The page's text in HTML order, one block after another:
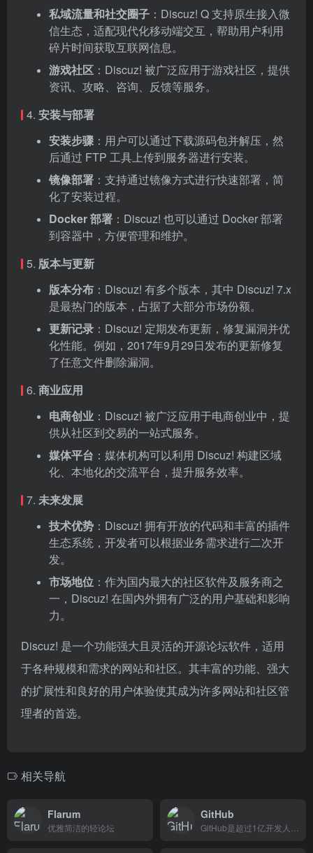
私域流量和社交圈子 ：Discuz! Q 支持原生接入微
信生态，适配现代化移动端交互，帮助用户利用
碎片时间获取互联网信息。
游戏社区 ：Discuz! 被广泛应用于游戏社区，提供
资讯、攻略、咨询、反馈等服务。
4. 安装与部署
安装步骤 ：用户可以通过下载源码包并解压，然
后通过 FTP 工具上传到服务器进行安装。
镜像部署 ：支持通过镜像方式进行快速部署，简
化了安装过程。
Docker 部署 ：Discuz! 也可以通过 Docker 部署
到容器中，方便管理和维护。
5. 版本与更新
版本分布 ：Discuz! 有多个版本，其中 Discuz! 7.x
是最热门的版本，占据了大部分市场份额。
更新记录 ：Discuz! 定期发布更新，修复漏洞并优
化性能。例如，2017年9月29日发布的更新修复
了任意文件删除漏洞。
6. 商业应用
电商创业 ：Discuz! 被广泛应用于电商创业中，提
供从社区到交易的一站式服务。
媒体平台 ：媒体机构可以利用 Discuz! 构建区域
化、本地化的交流平台，提升服务效率。
7. 未来发展
技术优势 ：Discuz! 拥有开放的代码和丰富的插件
生态系统，开发者可以根据业务需求进行二次开
发。
市场地位 ：作为国内最大的社区软件及服务商之
一，Discuz! 在国内外拥有广泛的用户基础和影响
力。
Discuz! 是一个功能强大且灵活的开源论坛软件，适用
于各种规模和需求的网站和社区。其丰富的功能、强大
的扩展性和良好的用户体验使其成为许多网站和社区管
理者的首选。
相关导航
Flarum
优雅简洁的轻论坛
GitHub